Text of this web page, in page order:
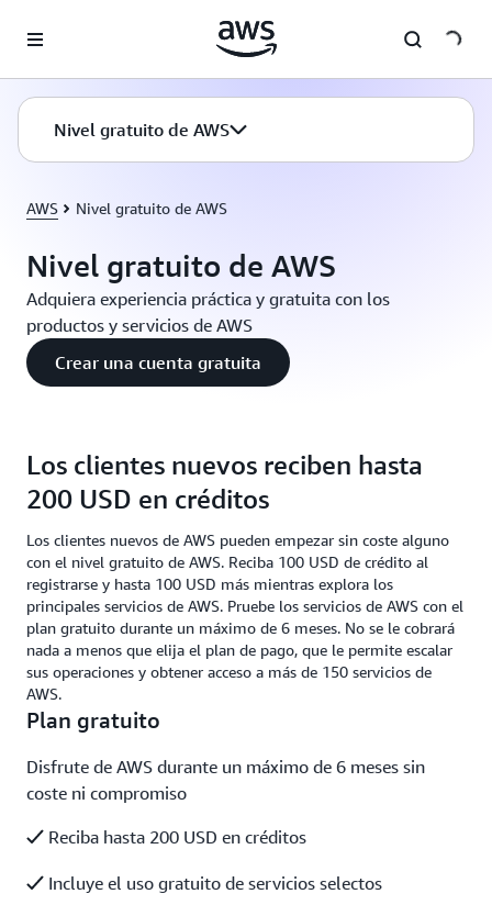
Nivel gratuito de AWS
AWS Nivel gratuito de AWS
Nivel gratuito de AWS
Adquiera experiencia práctica y gratuita con los
productos y servicios de AWS
Crear una cuenta gratuita
Los clientes nuevos reciben hasta
200 USD en créditos
Los clientes nuevos de AWS pueden empezar sin coste alguno
con el nivel gratuito de AWS. Reciba 100 USD de crédito al
registrarse y hasta 100 USD más mientras explora los
principales servicios de AWS. Pruebe los servicios de AWS con el
plan gratuito durante un máximo de 6 meses. No se le cobrará
nada a menos que elija el plan de pago, que le permite escalar
sus operaciones y obtener acceso a más de 150 servicios de
AWS.
Plan gratuito
Disfrute de AWS durante un máximo de 6 meses sin
coste ni compromiso
Reciba hasta 200 USD en créditos
Incluye el uso gratuito de servicios selectos